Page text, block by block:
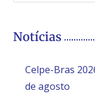
Notícias
Celpe-Bras
de agosto